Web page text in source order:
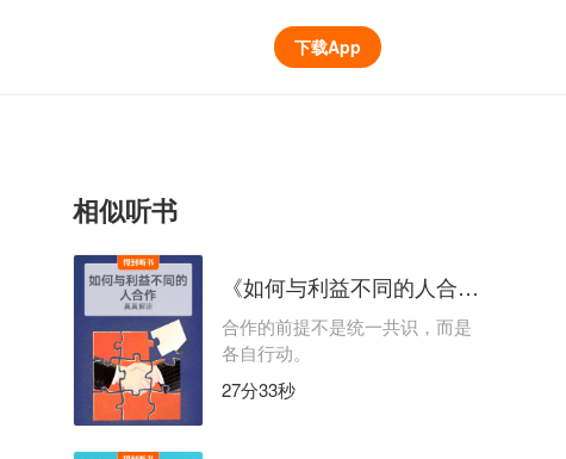
下载App
相似听书
《如何与利益不同的人合作》| 真真解读
合作的前提不是统一共识，而是
各自行动。
27分33秒